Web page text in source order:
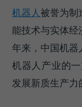
机器人被誉为制
能技术与实体经
年来，中国机器
机器人产业的
发展新质生产力